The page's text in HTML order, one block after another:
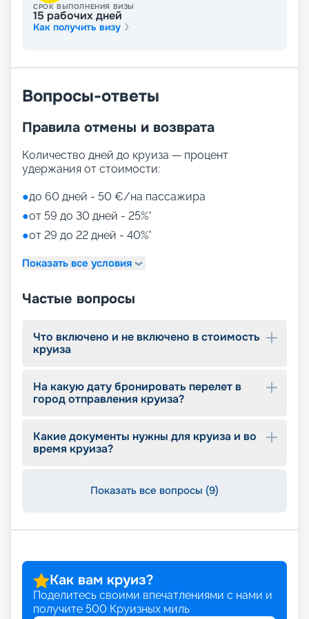
СРОК ВЫПОЛНЕНИЯ ВИЗЫ
15 рабочих дней
Как получить визу
Вопросы-ответы
Правила отмены и возврата
Количество дней до круиза — процент
удержания от стоимости:
●до 60 дней - 50 €/на пассажира
●от 59 до 30 дней - 25%*
●от 29 до 22 дней - 40%*
Показать все условия
Частые вопросы
Что включено и не включено в стоимость
круиза
На какую дату бронировать перелет в
город отправления круиза?
Какие документы нужны для круиза и во
время круиза?
Показать все вопросы (9)
Как вам круиз?
Поделитесь своими впечатлениями с нами и
получите 500 Круизных миль